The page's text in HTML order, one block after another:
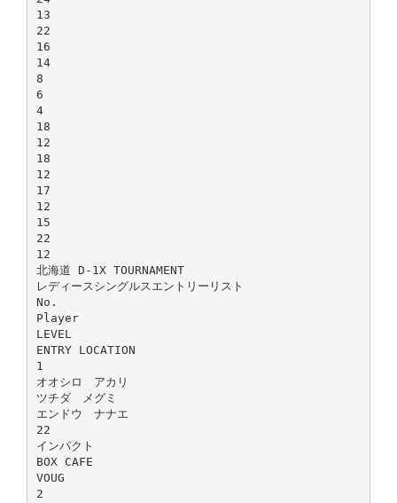
13
22
16
14
8
6
4
18
12
18
12
17
12
15
22
12
北海道 D-1X TOURNAMENT
レディースシングルスエントリーリスト
No.
Player
LEVEL
ENTRY LOCATION
1
オオシロ アカリ
ツチダ メグミ
エンドウ ナナエ
22
インパクト
BOX CAFE
VOUG
2